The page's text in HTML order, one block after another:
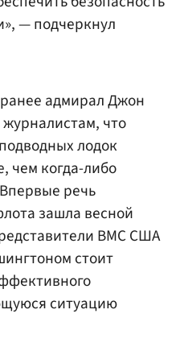
— подчеркнул
адмирал Джон
что
лодок
чем когда-либо
речь
зашла весной
ВМС США
стоит
ситуацию